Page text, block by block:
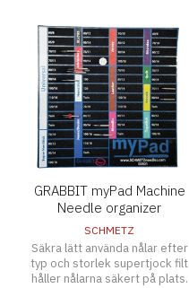
GRABBIT myPad Machine
Needle organizer
SCHMETZ
Säkra lätt använda nålar efter
typ och storlek supertjock filt
håller nålarna säkert på plats.